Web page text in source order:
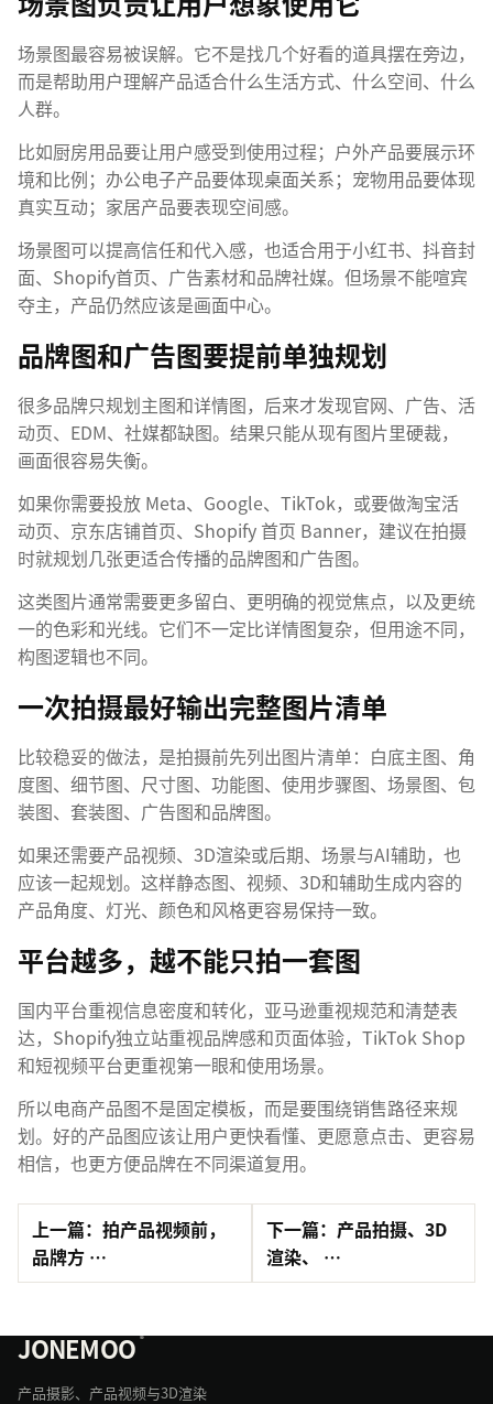
场景图最容易被误解。它不是找几个好看的道具摆在旁边，
而是帮助用户理解产品适合什么生活方式、什么空间、什么
人群。
比如厨房用品要让用户感受到使用过程；户外产品要展示环
境和比例；办公电子产品要体现桌面关系；宠物用品要体现
真实互动；家居产品要表现空间感。
场景图可以提高信任和代入感，也适合用于小红书、抖音封
面、Shopify首页、广告素材和品牌社媒。但场景不能喧宾
夺主，产品仍然应该是画面中心。
品牌图和广告图要提前单独规划
很多品牌只规划主图和详情图，后来才发现官网、广告、活
动页、EDM、社媒都缺图。结果只能从现有图片里硬裁，
画面很容易失衡。
如果你需要投放 Meta、Google、TikTok，或要做淘宝活
动页、京东店铺首页、Shopify 首页 Banner，建议在拍摄
时就规划几张更适合传播的品牌图和广告图。
这类图片通常需要更多留白、更明确的视觉焦点，以及更统
一的色彩和光线。它们不一定比详情图复杂，但用途不同，
构图逻辑也不同。
一次拍摄最好输出完整图片清单
比较稳妥的做法，是拍摄前先列出图片清单：白底主图、角
度图、细节图、尺寸图、功能图、使用步骤图、场景图、包
装图、套装图、广告图和品牌图。
如果还需要产品视频、 3D渲染或后期、场景与AI辅助，也
应该一起规划。这样静态图、视频、3D和辅助生成内容的
产品角度、灯光、颜色和风格更容易保持一致。
平台越多，越不能只拍一套图
国内平台重视信息密度和转化，亚马逊重视规范和清楚表
达，Shopify独立站重视品牌感和页面体验，TikTok Shop
和短视频平台更重视第一眼和使用场景。
所以电商产品图不是固定模板，而是要围绕销售路径来规
划。好的产品图应该让用户更快看懂、更愿意点击、更容易
相信，也更方便品牌在不同渠道复用。
上一篇：拍产品视频前，
品牌方 …
下一篇：产品拍摄、3D
渲染、 …
JONEMOO ®
产品摄影、产品视频与3D渲染